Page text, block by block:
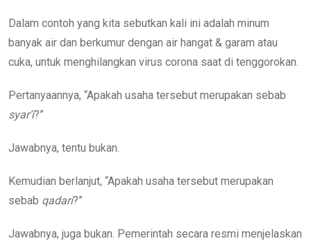
Dalam contoh yang kita sebutkan kali ini adalah minum
banyak air dan berkumur dengan air hangat & garam atau
cuka, untuk menghilangkan virus corona saat di tenggorokan.
Pertanyaannya, “Apakah usaha tersebut merupakan sebab
syar’i?”
Jawabnya, tentu bukan.
Kemudian berlanjut, “Apakah usaha tersebut merupakan
sebab qadari?”
Jawabnya, juga bukan. Pemerintah secara resmi menjelaskan